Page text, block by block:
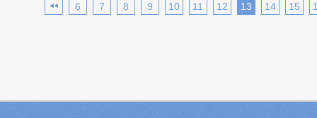
6 7 8 9 10 11 12 13 14 15